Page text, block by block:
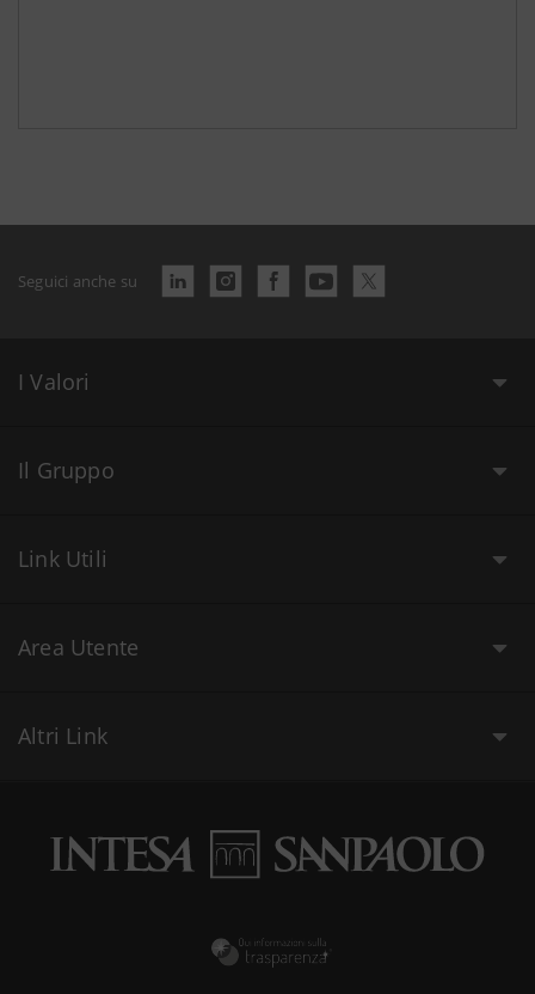
Seguici anche su
I Valori
Il Gruppo
Link Utili
Area Utente
Altri Link